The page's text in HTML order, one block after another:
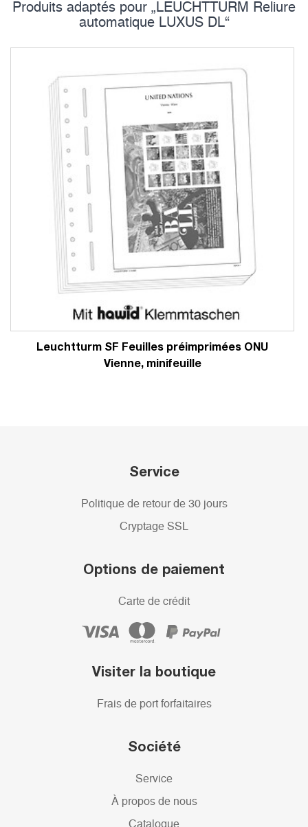
Produits adaptés pour „LEUCHTTURM Reliure
automatique LUXUS DL“
Leuchtturm SF Feuilles préimprimées ONU
Vienne, minifeuille
Service
Politique de retour de 30 jours
Cryptage SSL
Options de paiement
Carte de crédit
Visiter la boutique
Frais de port forfaitaires
Société
Service
À propos de nous
Catalogue